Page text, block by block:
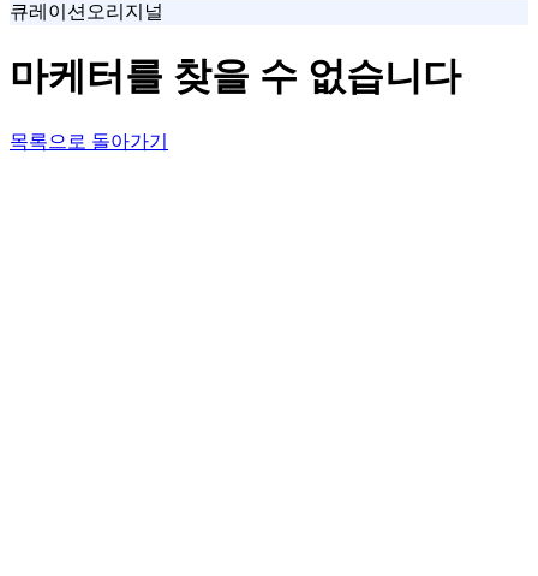
큐레이션 오리지널
마케터를 찾을 수 없습니다
목록으로 돌아가기